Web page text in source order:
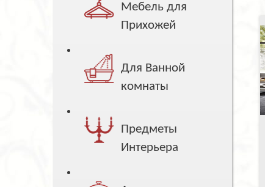
Мебель для
Прихожей
Для Ванной
комнаты
Предметы
Интерьера